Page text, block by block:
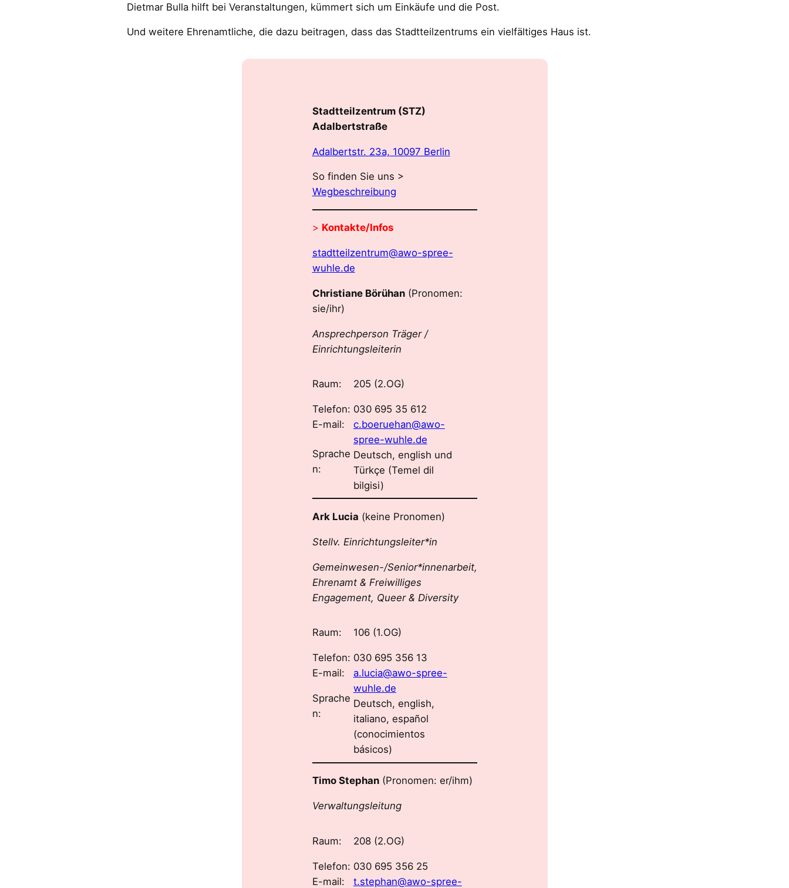
Dietmar Bulla hilft bei Veranstaltungen, kümmert sich um Einkäufe und die Post.
Und weitere Ehrenamtliche, die dazu beitragen, dass das Stadtteilzentrums ein vielfältiges Haus ist.
Stadtteilzentrum (STZ)
Adalbertstraße
Adalbertstr. 23a, 10097 Berlin
So finden Sie uns >
Wegbeschreibung
> Kontakte/Infos
stadtteilzentrum@awo-spree-
wuhle.de
Christiane Börühan(Pronomen:
sie/ihr)
Ansprechperson Träger /
Einrichtungsleiterin
Raum:
Telefon:
E-mail:
Sprache
n:
205 (2.OG)
030 695 35 612
c.boeruehan@awo-
spree-wuhle.de
Deutsch, english und
Türkçe (Temel dil
bilgisi)
Ark Lucia (keine Pronomen)
Stellv. Einrichtungsleiter*in
Gemeinwesen-/Senior*innenarbeit,
Ehrenamt & Freiwilliges
Engagement, Queer & Diversity
Raum:
Telefon:
E-mail:
Sprache
n:
106 (1.OG)
030 695 356 13
a.lucia@awo-spree-
wuhle.de
Deutsch, english,
italiano, español
(conocimientos
básicos)
Timo Stephan(Pronomen: er/ihm)
Verwaltungsleitung
Raum:
Telefon:
E-mail:
208 (2.OG)
030 695 356 25
t.stephan@awo-spree-